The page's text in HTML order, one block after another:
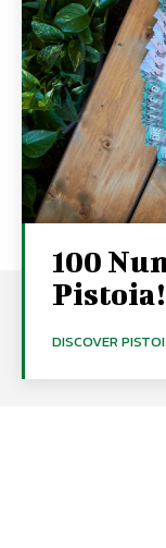
100
Pistoia!
DISCOVER